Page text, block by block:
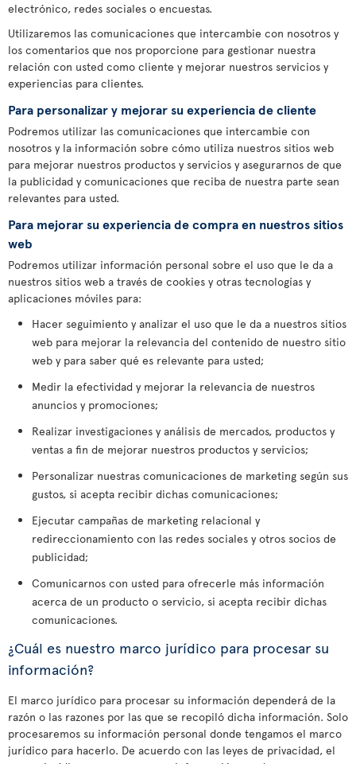
electrónico, redes sociales o encuestas.
Utilizaremos las comunicaciones que intercambie con nosotros y
los comentarios que nos proporcione para gestionar nuestra
relación con usted como cliente y mejorar nuestros servicios y
experiencias para clientes.
Para personalizar y mejorar su experiencia de cliente
Podremos utilizar las comunicaciones que intercambie con
nosotros y la información sobre cómo utiliza nuestros sitios web
para mejorar nuestros productos y servicios y asegurarnos de que
la publicidad y comunicaciones que reciba de nuestra parte sean
relevantes para usted.
Para mejorar su experiencia de compra en nuestros sitios
web
Podremos utilizar información personal sobre el uso que le da a
nuestros sitios web a través de cookies y otras tecnologías y
aplicaciones móviles para:
Hacer seguimiento y analizar el uso que le da a nuestros sitios
web para mejorar la relevancia del contenido de nuestro sitio
web y para saber qué es relevante para usted;
Medir la efectividad y mejorar la relevancia de nuestros
anuncios y promociones;
Realizar investigaciones y análisis de mercados, productos y
ventas a fin de mejorar nuestros productos y servicios;
Personalizar nuestras comunicaciones de marketing según sus
gustos, si acepta recibir dichas comunicaciones;
Ejecutar campañas de marketing relacional y
redireccionamiento con las redes sociales y otros socios de
publicidad;
Comunicarnos con usted para ofrecerle más información
acerca de un producto o servicio, si acepta recibir dichas
comunicaciones.
¿Cuál es nuestro marco jurídico para procesar su
información?
El marco jurídico para procesar su información dependerá de la
razón o las razones por las que se recopiló dicha información. Solo
procesaremos su información personal donde tengamos el marco
jurídico para hacerlo. De acuerdo con las leyes de privacidad, el